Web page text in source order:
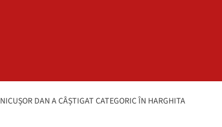
NICUȘOR DAN A CÂȘTIGAT CATEGORIC ÎN HARGHITA